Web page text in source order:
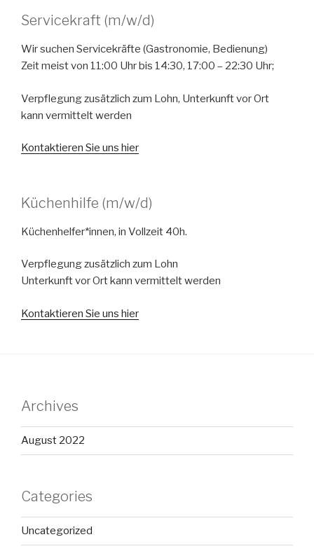
Servicekraft (m/w/d)
Wir suchen Servicekräfte (Gastronomie, Bedienung)
Zeit meist von 11:00 Uhr bis 14:30, 17:00 – 22:30 Uhr;
Verpflegung zusätzlich zum Lohn, Unterkunft vor Ort
kann vermittelt werden
Kontaktieren Sie uns hier
Küchenhilfe (m/w/d)
Küchenhelfer*innen, in Vollzeit 40h.
Verpflegung zusätzlich zum Lohn
Unterkunft vor Ort kann vermittelt werden
Kontaktieren Sie uns hier
Archives
August 2022
Categories
Uncategorized